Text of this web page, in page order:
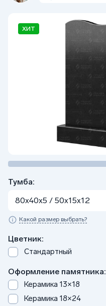
ХИТ
Тумба:
80x40x5 / 50x15x12
Какой размер выбрать?
Цветник:
Стандартный
Оформление памятника:
Керамика 13×18
Керамика 18×24